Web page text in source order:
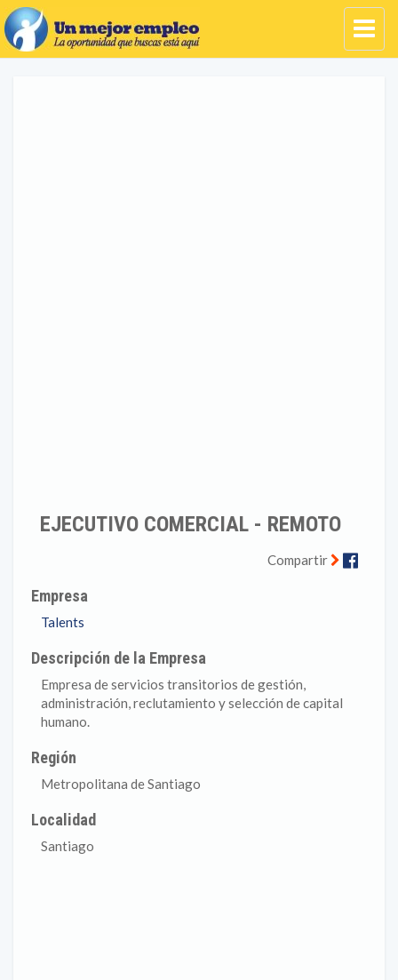
EJECUTIVO COMERCIAL - REMOTO
Compartir
Empresa
Talents
Descripción de la Empresa
Empresa de servicios transitorios de gestión,
administración, reclutamiento y selección de capital
humano.
Región
Metropolitana de Santiago
Localidad
Santiago